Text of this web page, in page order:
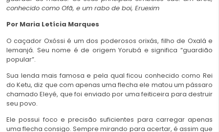
conhecido como Ofã, e um rabo de boi, Eruexim
Por Maria Letícia Marques
O caçador Oxóssi é um dos poderosos orixás, filho de Oxalá e
Iemanjá. Seu nome é de origem Yorubá e significa “guardião
popular”.
Sua lenda mais famosa e pela qual ficou conhecido como Rei
do Ketu, diz que com apenas uma flecha ele matou um pássaro
chamadoEleyé, que foi enviadopor uma feiticeira para destruir
seu povo.
Ele possui foco e precisão suficientes para carregar apenas
uma flecha consigo. Sempre mirando para acertar, é assim que